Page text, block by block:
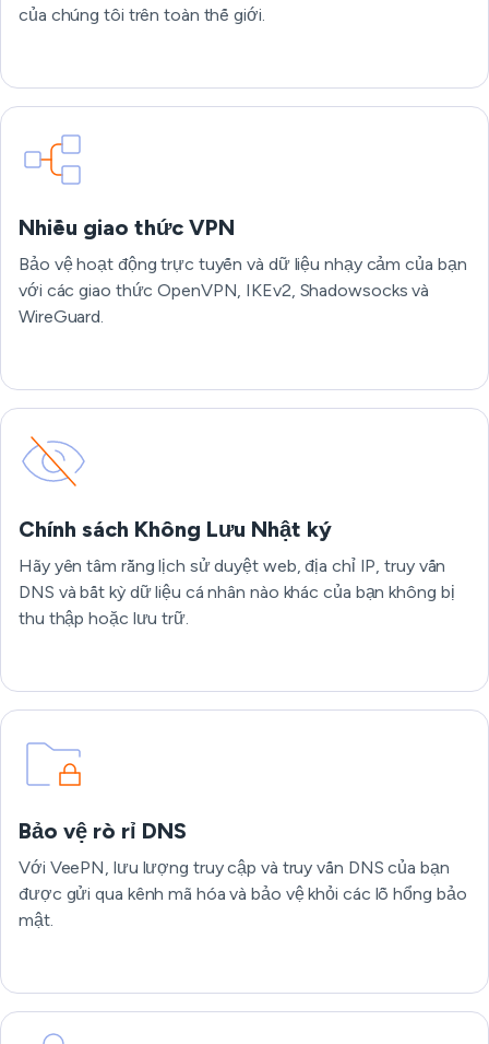
của chúng tôi trên toàn thế giới.
Nhiều giao thức VPN
Bảo vệ hoạt động trực tuyến và dữ liệu nhạy cảm của bạn
với các giao thức OpenVPN, IKEv2, Shadowsocks và
WireGuard.
Chính sách Không Lưu Nhật ký
Hãy yên tâm rằng lịch sử duyệt web, địa chỉ IP, truy vấn
DNS và bất kỳ dữ liệu cá nhân nào khác của bạn không bị
thu thập hoặc lưu trữ.
Bảo vệ rò rỉ DNS
Với VeePN, lưu lượng truy cập và truy vấn DNS của bạn
được gửi qua kênh mã hóa và bảo vệ khỏi các lỗ hổng bảo
mật.